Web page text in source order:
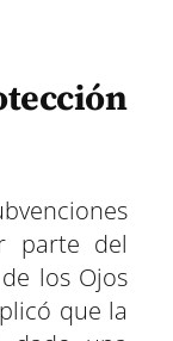
parte del
los Ojos
que la